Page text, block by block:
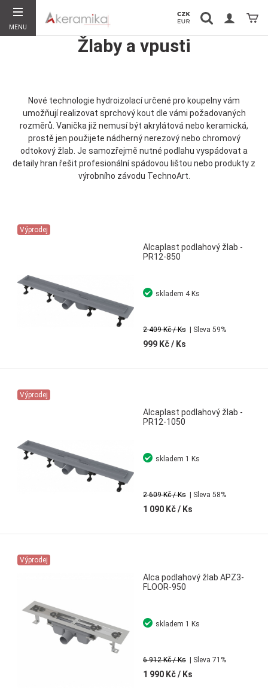
MENU
Vyhledávání Košík
Žlaby a vpusti
Nové technologie hydroizolací určené pro koupelny vám
umožňují realizovat sprchový kout dle vámi požadovaných
rozměrů. Vanička již nemusí být akrylátová nebo keramická,
prostě jen použijete nádherný nerezový nebo chromový
odtokový žlab. Je samozřejmě nutné podlahu vyspádovat a
detaily hran řešit profesionální spádovou lištou nebo produkty z
výrobního závodu TechnoArt.
Výprodej
Alcaplast podlahový žlab -
PR12-850
2 409 Kč/ Ks | Sleva 59%
999 Kč/ Ks
skladem 4 Ks
Výprodej
Alcaplast podlahový žlab -
PR12-1050
2 609 Kč/ Ks | Sleva 58%
1 090 Kč/ Ks
skladem 1 Ks
Výprodej
Alca podlahový žlab APZ3-
FLOOR-950
6 912 Kč/ Ks | Sleva 71%
1 990 Kč/ Ks
skladem 1 Ks